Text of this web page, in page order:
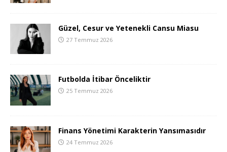
Güzel, Cesur ve Yetenekli Cansu Miasu
27 Temmuz 2026
Futbolda İtibar Önceliktir
25 Temmuz 2026
Finans Yönetimi Karakterin Yansımasıdır
24 Temmuz 2026